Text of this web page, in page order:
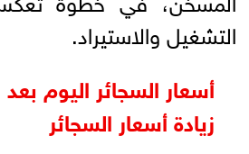
التشغيل والاستيراد.
أسعار السجائر اليوم بعد
زيادة أسعار السجائر